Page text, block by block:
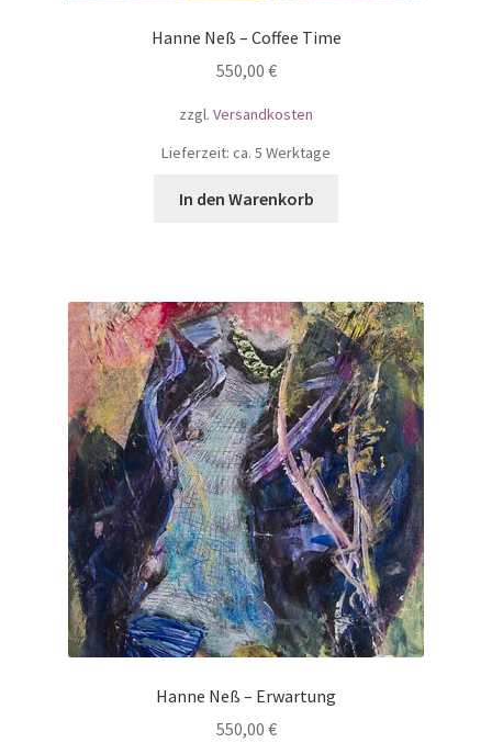
Hanne Neß – Coffee Time
550,00 €
zzgl. Versandkosten
Lieferzeit: ca. 5 Werktage
In den Warenkorb
Hanne Neß – Erwartung
550,00 €